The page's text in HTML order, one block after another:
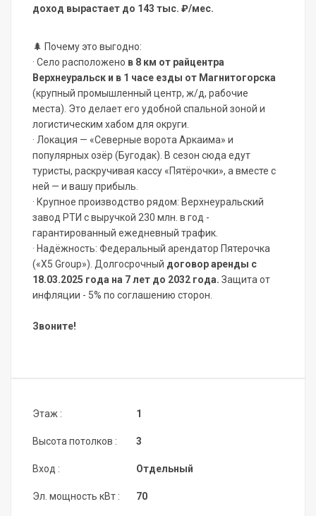
доход вырастает до 143 тыс. ₽/мес.
🌲 Почему это выгодно:
· Село расположено в 8 км от райцентра
Верхнеуральск и в 1 часе езды от Магнитогорска
(крупный промышленный центр, ж/д, рабочие
места). Это делает его удобной спальной зоной и
логистическим хабом для округи.
· Локация — «Северные ворота Аркаима» и
популярных озёр (Бугодак). В сезон сюда едут
туристы, раскручивая кассу «Пятёрочки», а вместе с
ней — и вашу прибыль.
· Крупное производство рядом: Верхнеуральский
завод РТИ с выручкой 230 млн. в год -
гарантированный ежедневный трафик.
· Надёжность: Федеральный арендатор Пятерочка
(«Х5 Group»). Долгосрочный договор аренды с
18.03.2025 года на 7 лет до 2032 года. Защита от
инфляции - 5% по соглашению сторон.
Звоните!
Этаж :
Высота потолков :
Вход :
Эл. мощность кВт :
1
3
Отдельный
70